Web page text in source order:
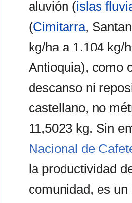
aluvión (islas
(Cimitarra,
kg/ha a 1.104 kg/
Antioquia), como
descanso ni
castellano, no
11,5023 kg. Sin
Nacional de
la productividad
comunidad, es un